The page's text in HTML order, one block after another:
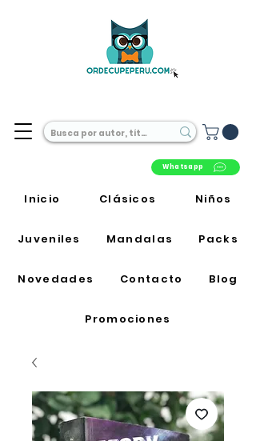
Whatsapp
Inicio Clásicos Niños
Juveniles Mandalas Packs
Novedades Contacto Blog
Promociones